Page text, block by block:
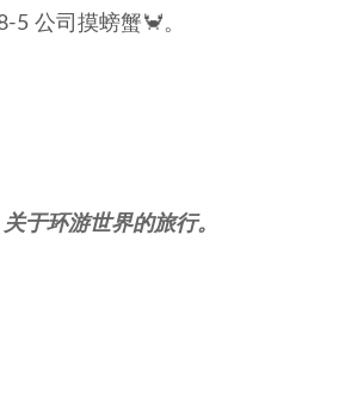
5 公司摸螃蟹🦀️。
于环游世界的旅行。